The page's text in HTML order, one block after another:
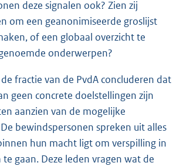
deze signalen ook? Zien zij
om een geanonimiseerde groslijst
of een globaal overzicht te
onderwerpen?
fractie van de PvdA concluderen dat
geen concrete doelstellingen zijn
aanzien van de mogelijke
bewindspersonen spreken uit alles
hun macht ligt om verspilling in
te gaan. Deze leden vragen wat de